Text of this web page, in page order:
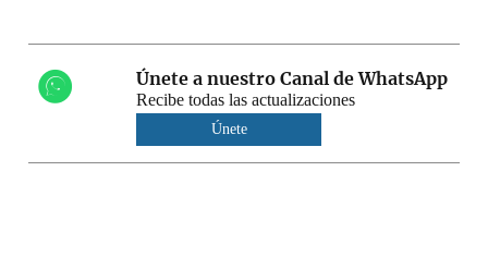
Únete a nuestro Canal de WhatsApp
Recibe todas las actualizaciones
Únete